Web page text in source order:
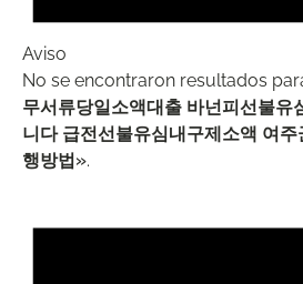
Aviso
No se encontraron resultados
무서류당일소액대출 바넌피선불유
니다 급전선불유심내구제소액 여
행방법».